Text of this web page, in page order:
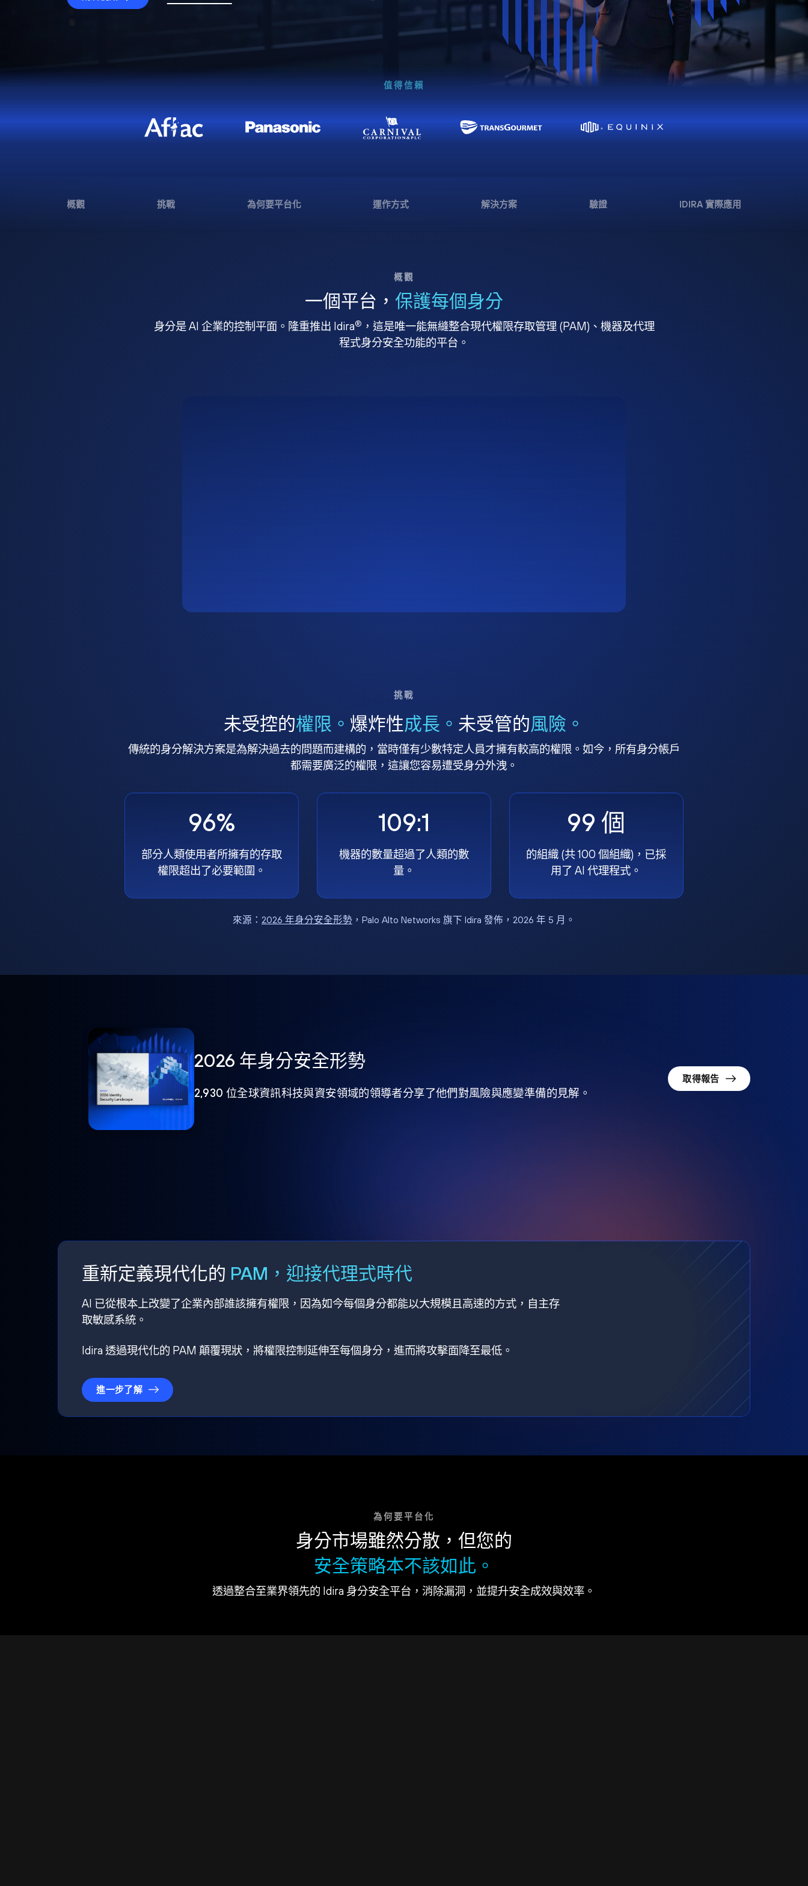
值得信賴
概觀 挑戰 為何要平台化 運作方式 解決方案 驗證 IDIRA 實際應用
概觀
一個平台， 保護每個身分
身分是 AI 企業的控制平面。隆重推出 Idira® ，這是唯一能無縫整合現代權限存取管理 (PAM)、機器及代理
程式身分安全功能的平台。
挑戰
未受控的權限。 爆炸性成長。 未受管的風險。
傳統的身分解決方案是為解決過去的問題而建構的，當時僅有少數特定人員才擁有較高的權限。如今，所有身分帳戶
都需要廣泛的權限，這讓您容易遭受身分外洩。
96%
部分人類使用者所擁有的存取
權限超出了必要範圍。
109:1
機器的數量超過了人類的數
量。
99 個
的組織 (共 100 個組織)，已採
用了 AI 代理程式。
來源： 2026 年身分安全形勢，Palo Alto Networks 旗下 Idira 發佈，2026 年 5 月。
2026 年身分安全形勢
2,930 位全球資訊科技與資安領域的領導者分享了他們對風險與應變準備的見解。
取得報告
重新定義現代化的 PAM，迎接代理式時代
AI 已從根本上改變了企業內部誰該擁有權限，因為如今每個身分都能以大規模且高速的方式，自主存
取敏感系統。
Idira 透過現代化的 PAM 顛覆現狀，將權限控制延伸至每個身分，進而將攻擊面降至最低。
進一步了解
為何要平台化
身分市場雖然分散，但您的
安全策略本不該如此。
透過整合至業界領先的 Idira 身分安全平台，消除漏洞，並提升安全成效與效率。